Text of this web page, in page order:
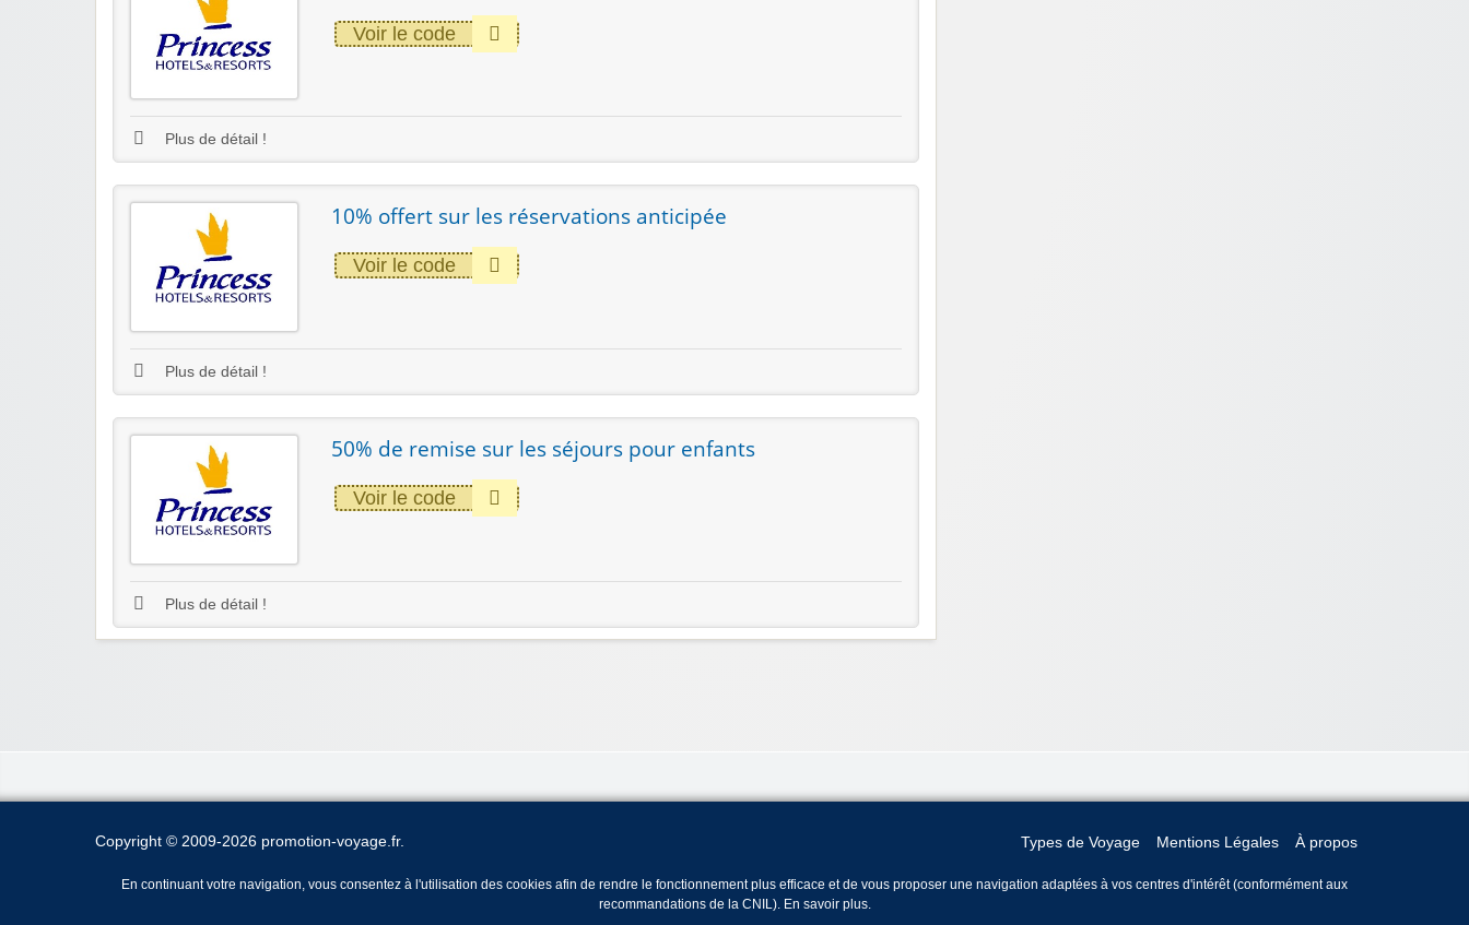
Voir le code
Plus de détail !
10% offert sur les réservations anticipée
Voir le code
Plus de détail !
50% de remise sur les séjours pour enfants
Voir le code
Plus de détail !
Copyright © 2009-2026 promotion-voyage.fr. Types de Voyage Mentions Légales À propos
En continuant votre navigation, vous consentez à l'utilisation des cookies afin de rendre le fonctionnement plus efficace et de vous proposer une navigation adaptées à vos centres d'intérêt (conformément aux
recommandations de la CNIL).
En savoir plus.